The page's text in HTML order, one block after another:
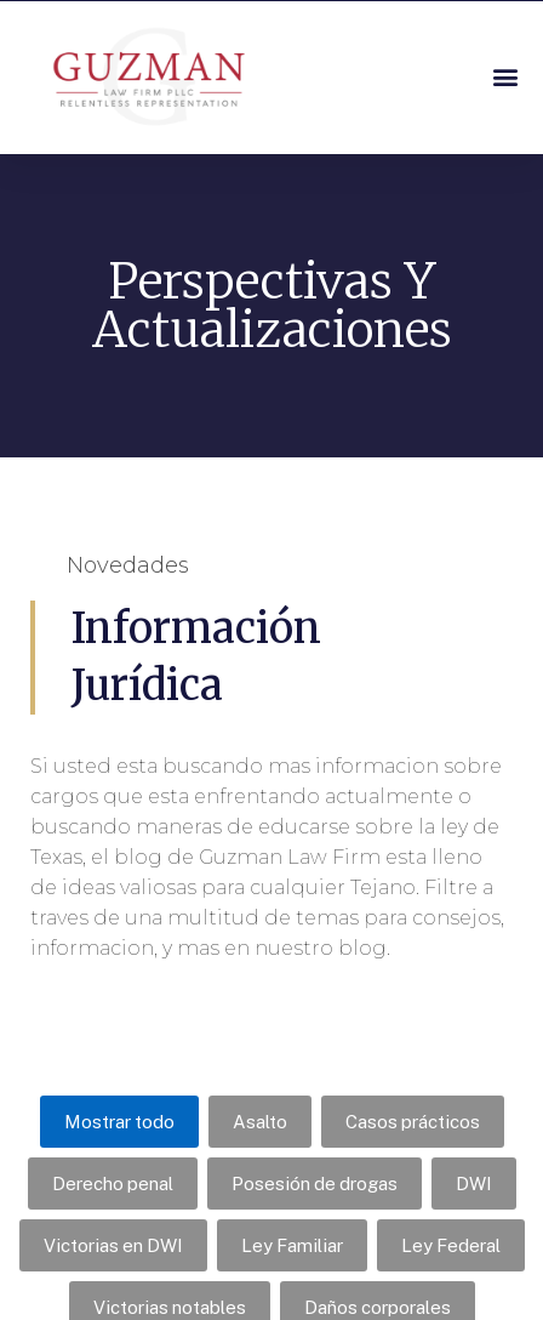
Perspectivas Y
Actualizaciones
Novedades
Información
Jurídica
Si usted esta buscando mas informacion sobre
cargos que esta enfrentando actualmente o
buscando maneras de educarse sobre la ley de
Texas, el blog de Guzman Law Firm esta lleno
de ideas valiosas para cualquier Tejano. Filtre a
traves de una multitud de temas para consejos,
informacion, y mas en nuestro blog.
Mostrar todo Asalto Casos prácticos
Derecho penal Posesión de drogas DWI
Victorias en DWI Ley Familiar Ley Federal
Victorias notables Daños corporales